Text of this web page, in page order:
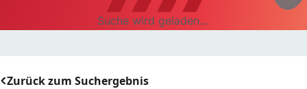
Suche wird geladen...
Zurück zum Suchergebnis